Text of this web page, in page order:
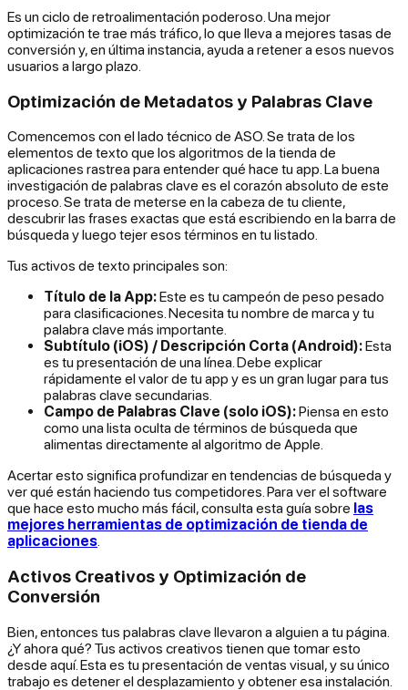
Es un ciclo de retroalimentación poderoso. Una mejor
optimización te trae más tráfico, lo que lleva a mejores tasas de
conversión y, en última instancia, ayuda a retener a esos nuevos
usuarios a largo plazo.
Optimización de Metadatos y Palabras Clave
Comencemos con el lado técnico de ASO. Se trata de los
elementos de texto que los algoritmos de la tienda de
aplicaciones rastrea para entender qué hace tu app. La buena
investigación de palabras clave es el corazón absoluto de este
proceso. Se trata de meterse en la cabeza de tu cliente,
descubrir las frases exactas que está escribiendo en la barra de
búsqueda y luego tejer esos términos en tu listado.
Tus activos de texto principales son:
Título de la App:Este es tu campeón de peso pesado
para clasificaciones. Necesita tu nombre de marca y tu
palabra clave más importante.
Subtítulo (iOS) / Descripción Corta (Android):Esta
es tu presentación de una línea. Debe explicar
rápidamente el valor de tu app y es un gran lugar para tus
palabras clave secundarias.
Campo de Palabras Clave (solo iOS):Piensa en esto
como una lista oculta de términos de búsqueda que
alimentas directamente al algoritmo de Apple.
Acertar esto significa profundizar en tendencias de búsqueda y
ver qué están haciendo tus competidores. Para ver el software
que hace esto mucho más fácil, consulta esta guía sobre las
mejores herramientas de optimización de tienda de
aplicaciones
Activos Creativos y Optimización de
Conversión
Bien, entonces tus palabras clave llevaron a alguien a tu página.
¿Y ahora qué? Tus activos creativos tienen que tomar esto
desde aquí. Esta es tu presentación de ventas visual, y su único
trabajo es detener el desplazamiento y obtener esa instalación.